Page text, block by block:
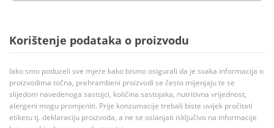
Korištenje podataka o proizvodu
Iako smo poduzeli sve mjere kako bismo osigurali da je svaka informacija o
proizvodima točna, prehrambeni proizvodi se često mijenjaju te se
slijedom navedenoga sastojci, količina sastojaka, nutritivna vrijednost,
alergeni mogu promjeniti. Prije konzumacije trebali biste uvijek pročitati
etiketu tj. deklaraciju proizvoda, a ne se oslanjati isključivo na informacije